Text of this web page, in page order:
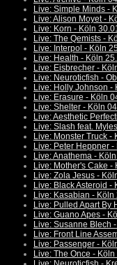
Live: Simple Minds -
Live: Alison Moyet -
Live: Korn - Köln
Live: The Qemists -
Live: Interpol - Köln
Live: Health - Köln
Live: Eisbrecher -
Live: Neuroticfish -
Live: Holly Johnson -
Live: Erasure - Köln
Live: Shelter - Köln
Live: Aesthetic
Live: Slash feat.
Live: Monster Truck -
Live: Peter Heppner
Live: Anathema -
Live: Mother's Cake -
Live: Zola Jesus -
Live: Black Asteroid -
Live: Kasabian -
Live: Pulled Apart By
Live: Guano Apes -
Live: Susanne Blech
Live: Front Line
Live: Passenger -
Live: The Once -